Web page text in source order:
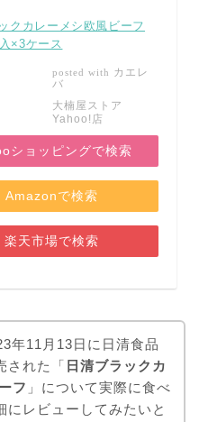
クカレーメシ欧風ビーフ
×3ケース
posted with カエレ
バ
大楠屋ストア
Yahoo!店
ショッピングで検索
Amazonで検索
楽天市場で検索
年11月13日に日清食品
された「 日清ブラックカ
フ 」について実際に食べ
にレビューしてみたいと